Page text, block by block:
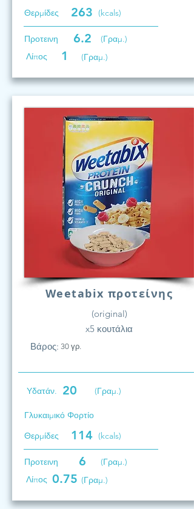
Θερμίδες 263 (kcals)
Προτεινη 6.2
(Γραμ.)
Λίπος
1 (Γραμ.)
Weetabix προτείνης
(original)
x5 κουτάλια
Βάρος: 30 γρ.
Υδατάν. 20 (Γραμ.)
Γλυκαιμικό Φορτίο
Θερμίδες
114 (kcals)
Προτεινη 6
(Γραμ.)
Λίπος 0.75 (Γραμ.)